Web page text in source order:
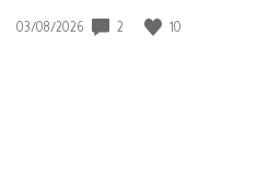
Date
03/08/2026 2 10